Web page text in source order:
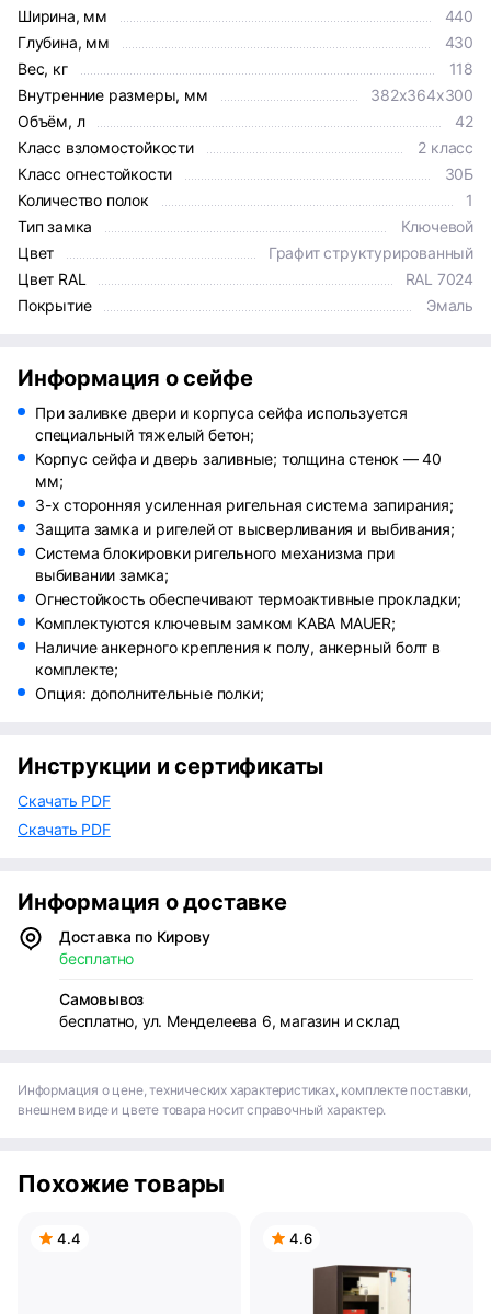
Ширина, мм
440
Глубина, мм
430
Вес, кг
118
Внутренние размеры, мм
382x364x300
Объём, л
42
Класс взломостойкости
2 класс
Класс огнестойкости
30Б
Количество полок
1
Тип замка
Ключевой
Цвет
Графит структурированный
Цвет RAL
RAL 7024
Покрытие
Эмаль
Информация о сейфе
При заливке двери и корпуса сейфа используется
специальный тяжелый бетон;
Корпус сейфа и дверь заливные; толщина стенок — 40
мм;
3-х сторонняя усиленная ригельная система запирания;
Защита замка и ригелей от высверливания и выбивания;
Система блокировки ригельного механизма при
выбивании замка;
Огнестойкость обеспечивают термоактивные прокладки;
Комплектуются ключевым замком KABA MAUER;
Наличие анкерного крепления к полу, анкерный болт в
комплекте;
Опция: дополнительные полки;
Инструкции и сертификаты
Скачать PDF
Скачать PDF
Информация о доставке
Доставка по Кирову
бесплатно
Самовывоз
бесплатно, ул. Менделеева 6, магазин и склад
Информация о цене, технических характеристиках, комплекте поставки,
внешнем виде и цвете товара носит справочный характер.
Похожие товары
4.4 4.6